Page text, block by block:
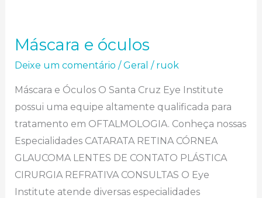
Máscara e óculos
Deixe um comentário /Geral / ruok
Máscara e Óculos O Santa Cruz Eye Institute
possui uma equipe altamente qualificada para
tratamento em OFTALMOLOGIA. Conheça nossas
Especialidades CATARATA RETINA CÓRNEA
GLAUCOMA LENTES DE CONTATO PLÁSTICA
CIRURGIA REFRATIVA CONSULTAS O Eye
Institute atende diversas especialidades
Máscara e óculos